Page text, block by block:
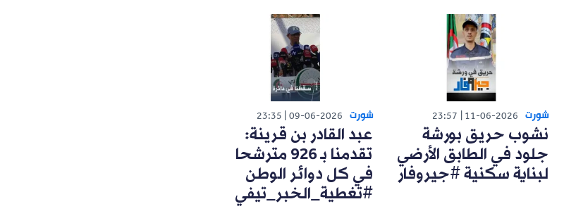
شورت 11-06-2026
23:57
نشوب حريق بورشة
جلود في الطابق الأرضي
لبناية سكنية #جيروفار
شورت 09-06-2026
23:35
عبد القادر بن قرينة:
تقدمنا بـ 926 مترشحا
في كل دوائر الوطن
#تغطية_الخبر_تيفي